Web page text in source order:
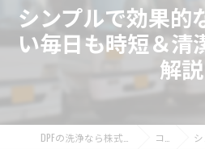
シンプルで効果的
い毎日も時短＆清
解説
コラム シ